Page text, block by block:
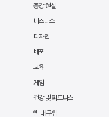
증강 현실
비즈니스
디자인
배포
교육
게임
건강 및 피트니스
앱 내 구입